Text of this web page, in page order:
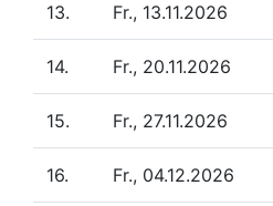
13. Fr., 13.11.2026
14. Fr., 20.11.2026
15. Fr., 27.11.2026
16. Fr., 04.12.2026